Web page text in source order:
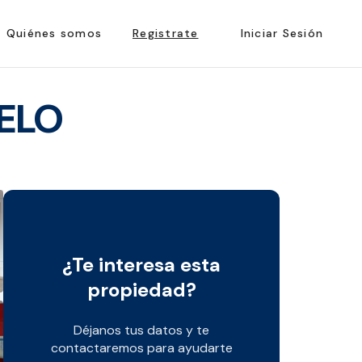
Quiénes somos Registrate Iniciar Sesión
¿Te interesa esta
propiedad?
Déjanos tus datos y te
contactaremos para ayudarte